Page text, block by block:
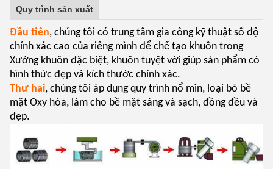
Quy trình sản xuất
Đầu tiên, chúng tôi có trung tâm gia công kỹ thuật số độ
chính xác cao của riêng mình để chế tạo khuôn trong
Xưởng khuôn đặc biệt, khuôn tuyệt vời giúp sản phẩm có
hình thức đẹp và kích thước chính xác.
Thư hai, chúng tôi áp dụng quy trình nổ mìn, loại bỏ bề
mặt Oxy hóa, làm cho bề mặt sáng và sạch, đồng đều và
đẹp.